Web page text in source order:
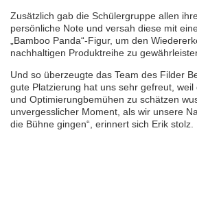
Zusätzlich gab die Schülergruppe allen
persönliche Note und versah diese mit
„Bamboo Panda“-Figur, um den
nachhaltigen Produktreihe zu
Und so überzeugte das Team des Filder
gute Platzierung hat uns sehr gefreut,
und Optimierungbemühen zu schätzen
unvergesslicher Moment, als wir unsere
die Bühne gingen“, erinnert sich Erik stolz.